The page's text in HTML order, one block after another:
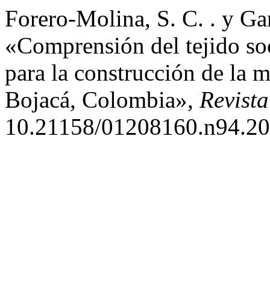
Forero-Molina, S. C. . y
«Comprensión del tejido
para la construcción de la
Bojacá, Colombia»,
10.21158/